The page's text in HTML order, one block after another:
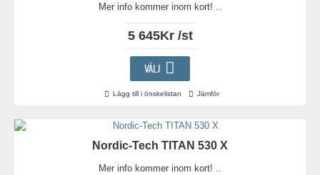
Mer info kommer inom kort! ..
5 645Kr /st
VÄLJ
Lägg till i önskelistan Jämför
Nordic-Tech TITAN 530 X
Mer info kommer inom kort! ..